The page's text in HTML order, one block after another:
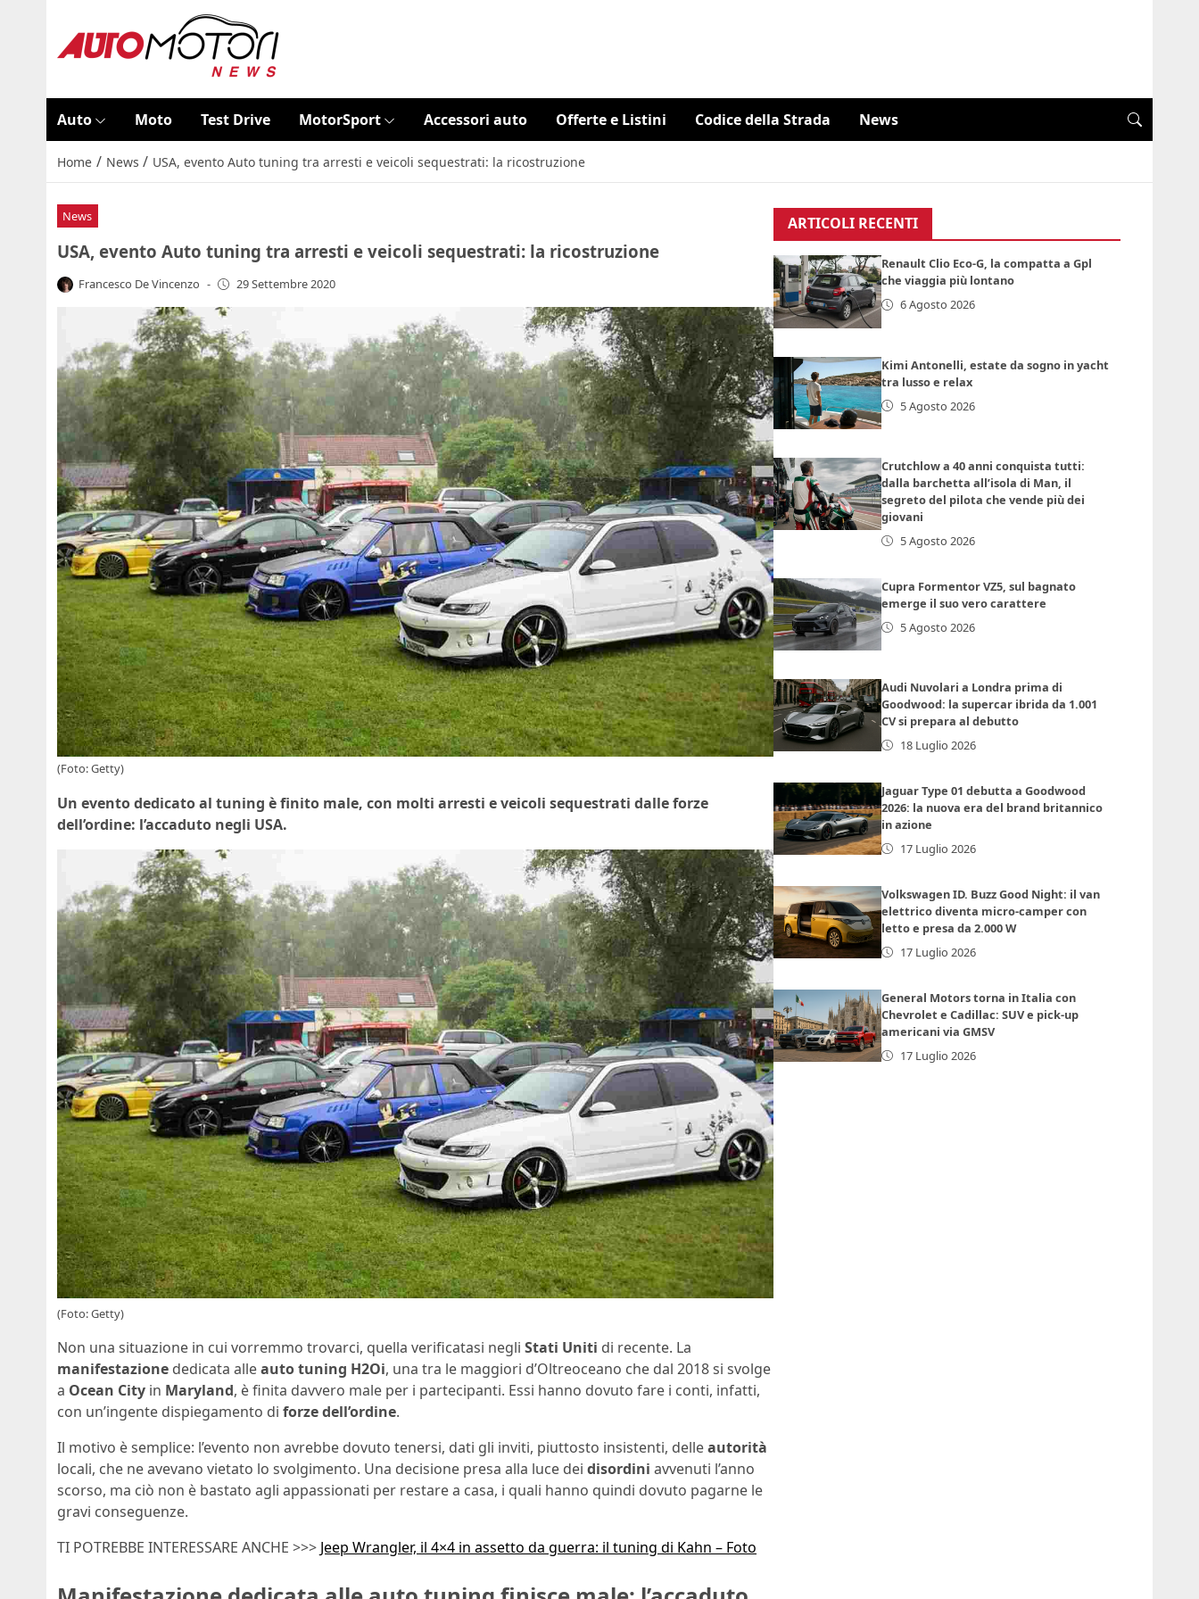
Auto Moto Test Drive MotorSport Accessori auto Offerte e Listini Codice della Strada News
Home / News / USA, evento Auto tuning tra arresti e veicoli sequestrati: la ricostruzione
News
USA, evento Auto tuning tra arresti e veicoli sequestrati: la ricostruzione
Francesco De Vincenzo - 29 Settembre 2020
(Foto: Getty)
Un evento dedicato al tuning è finito male, con molti arresti e veicoli sequestrati dalle forze
dell’ordine: l’accaduto negli USA.
(Foto: Getty)
Non una situazione in cui vorremmo trovarci, quella verificatasi negli Stati Uniti di recente. La
manifestazione dedicata alleautotuning H2Oi, una tra le maggiori d’Oltreoceano che dal 2018 si svolge
a Ocean City in Maryland, è finita davvero male per i partecipanti. Essi hanno dovuto fare i conti, infatti,
con un’ingente dispiegamento di forze dell’ordine.
Il motivo è semplice: l’evento non avrebbe dovuto tenersi, dati gli inviti, piuttosto insistenti, delleautorità
locali, che ne avevano vietato lo svolgimento. Una decisione presa alla luce dei disordini avvenuti l’anno
scorso, ma ciò non è bastato agli appassionati per restare a casa, i quali hanno quindi dovuto pagarne le
gravi conseguenze.
TI POTREBBE INTERESSARE ANCHE >>> Jeep Wrangler, il 4×4 in assetto da guerra: il tuning di Kahn – Foto
ARTICOLI RECENTI
Renault Clio Eco-G, la compatta a Gpl
che viaggia più lontano
6 Agosto 2026
Kimi Antonelli, estate da sogno in yacht
tra lusso e relax
5 Agosto 2026
Crutchlow a 40 anni conquista tutti:
dalla barchetta all’isola di Man, il
segreto del pilota che vende più dei
giovani
5 Agosto 2026
Cupra Formentor VZ5, sul bagnato
emerge il suo vero carattere
5 Agosto 2026
Audi Nuvolari a Londra prima di
Goodwood: la supercar ibrida da 1.001
CV si prepara al debutto
18 Luglio 2026
Jaguar Type 01 debutta a Goodwood
2026: la nuova era del brand britannico
in azione
17 Luglio 2026
Volkswagen ID. Buzz Good Night: il van
elettrico diventa micro-camper con
letto e presa da 2.000 W
17 Luglio 2026
General Motors torna in Italia con
Chevrolet e Cadillac: SUV e pick-up
americani via GMSV
17 Luglio 2026